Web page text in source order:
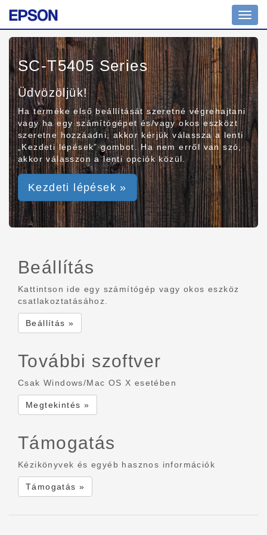
SC-T5405 Series
Üdvözöljük!
Ha terméke első beállítását szeretné végrehajtani
vagy ha egy számítógépet és/vagy okos eszközt
szeretne hozzáadni, akkor kérjük válassza a lenti
„Kezdeti lépések” gombot. Ha nem erről van szó,
akkor válasszon a lenti opciók közül.
Kezdeti lépések »
Beállítás
Kattintson ide egy számítógép vagy okos eszköz
csatlakoztatásához.
Beállítás »
További szoftver
Csak Windows/Mac OS X esetében
Megtekintés »
Támogatás
Kézikönyvek és egyéb hasznos információk
Támogatás »